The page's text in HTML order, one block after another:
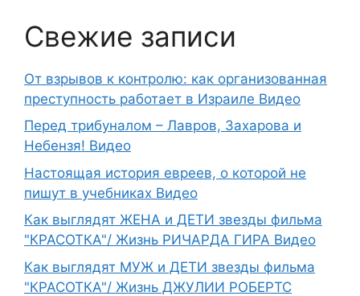
Свежие записи
От взрывов к контролю: как организованная
преступность работает в Израиле Видео
Перед трибуналом – Лавров, Захарова и
Небензя! Видео
Настоящая история евреев, о которой не
пишут в учебниках Видео
Как выглядят ЖЕНА и ДЕТИ звезды фильма
"КРАСОТКА"/ Жизнь РИЧАРДА ГИРА Видео
Как выглядят МУЖ и ДЕТИ звезды фильма
"КРАСОТКА"/ Жизнь ДЖУЛИИ РОБЕРТС